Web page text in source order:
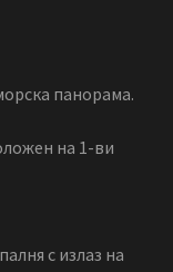
панорама.
на 1-ви
с излаз на